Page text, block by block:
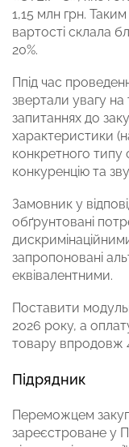
1,15 млн грн. Таким
вартості склала
20%.
Ппід час
звертали увагу на
запитаннях до
характеристики
конкретного
конкуренцію та
Замовник у
обґрунтовані
запропоновані
еквівалентними.
Поставити
2026 року, а
товару впродовж
Підрядник
Переможцем
зареєстроване у